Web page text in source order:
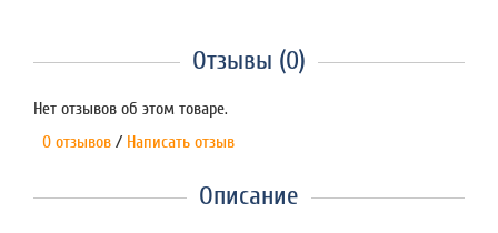
Отзывы (0)
Нет отзывов об этом товаре.
0 отзывов / Написать отзыв
Описание